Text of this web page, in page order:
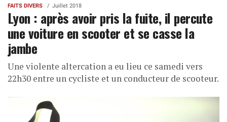
FAITS DIVERS Juillet 2018
Lyon : après avoir pris la fuite, il percute
une voiture en scooter et se casse la
jambe
Une violente altercation a eu lieu ce samedi vers
22h30 entre un cycliste et un conducteur de scooteur.